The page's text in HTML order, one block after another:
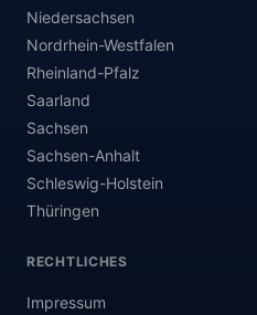
Niedersachsen
Nordrhein-Westfalen
Rheinland-Pfalz
Saarland
Sachsen
Sachsen-Anhalt
Schleswig-Holstein
Thüringen
RECHTLICHES
Impressum